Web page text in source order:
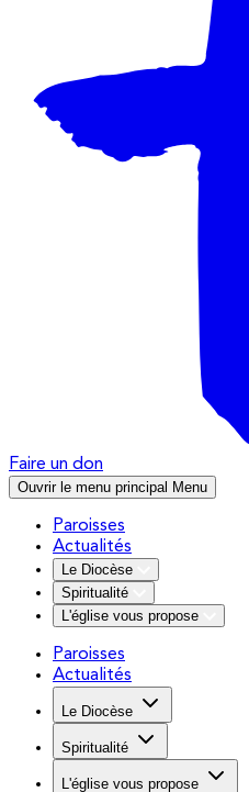
Faire un don
Ouvrir le menu principal Menu
Paroisses
Actualités
Le Diocèse
Spiritualité
L'église vous propose
Paroisses
Actualités
Le Diocèse
Spiritualité
L'église vous propose